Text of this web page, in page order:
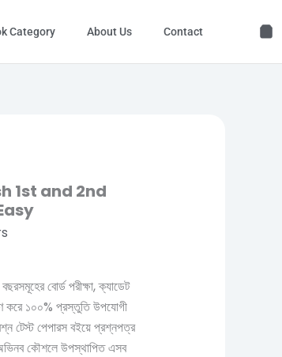
Category About Us Contact
1st and 2nd
বোর্ড পরীক্ষা, ক্যাডেট
করে ১০০% প্রস্তুতি উপযোগী
টেস্ট পেপারস বইয়ে প্রশ্নপত্র
কৌশলে উপস্থাপিত এসব